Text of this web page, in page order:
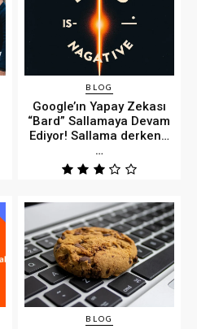
BLOG
Google’ın Yapay Zekası
“Bard” Sallamaya Devam
Ediyor! Sallama derken…
…
BLOG